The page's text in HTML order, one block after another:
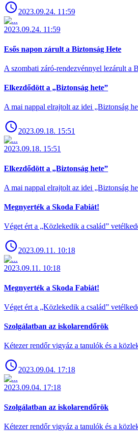
2023.09.24. 11:59
2023.09.24. 11:59
Esős napon zárult a Biztonság Hete
A szombati záró-rendezvénnyel lezárult a
Elkezdődött a „Biztonság hete”
A mai nappal elrajtolt az idei „Biztonság
2023.09.18. 15:51
2023.09.18. 15:51
Elkezdődött a „Biztonság hete”
A mai nappal elrajtolt az idei „Biztonság
Megnyerték a Skoda Fabiát!
Véget ért a „Közlekedik a család”
2023.09.11. 10:18
2023.09.11. 10:18
Megnyerték a Skoda Fabiát!
Véget ért a „Közlekedik a család”
Szolgálatban az iskolarendőrök
Kétezer rendőr vigyáz a tanulók és a
2023.09.04. 17:18
2023.09.04. 17:18
Szolgálatban az iskolarendőrök
Kétezer rendőr vigyáz a tanulók és a